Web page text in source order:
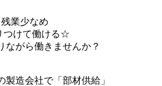
業少なめ
つけて働ける☆
がら働きませんか？
造会社で「部材供給」